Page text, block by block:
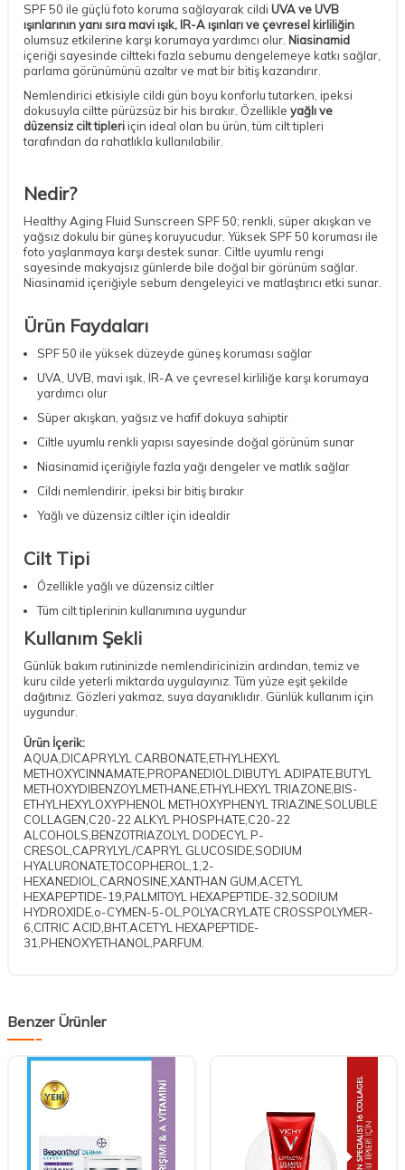
SPF 50 ile güçlü foto koruma sağlayarak cildi UVA ve UVB
ışınlarının yanı sıra mavi ışık, IR-A ışınları ve çevresel kirliliğin
olumsuz etkilerine karşı korumaya yardımcı olur. Niasinamid
içeriği sayesinde ciltteki fazla sebumu dengelemeye katkı sağlar,
parlama görünümünü azaltır ve mat bir bitiş kazandırır.
Nemlendirici etkisiyle cildi gün boyu konforlu tutarken, ipeksi
dokusuyla ciltte pürüzsüz bir his bırakır. Özellikle yağlı ve
düzensiz cilt tipleriiçin ideal olan bu ürün, tüm cilt tipleri
tarafından da rahatlıkla kullanılabilir.
Nedir?
Healthy Aging Fluid Sunscreen SPF 50; renkli, süper akışkan ve
yağsız dokulu bir güneş koruyucudur. Yüksek SPF 50 koruması ile
foto yaşlanmaya karşı destek sunar. Ciltle uyumlu rengi
sayesinde makyajsız günlerde bile doğal bir görünüm sağlar.
Niasinamid içeriğiyle sebum dengeleyici ve matlaştırıcı etki sunar.
Ürün Faydaları
SPF 50 ile yüksek düzeyde güneş koruması sağlar
UVA, UVB, mavi ışık, IR-A ve çevresel kirliliğe karşı korumaya
yardımcı olur
Süper akışkan, yağsız ve hafif dokuya sahiptir
Ciltle uyumlu renkli yapısı sayesinde doğal görünüm sunar
Niasinamid içeriğiyle fazla yağı dengeler ve matlık sağlar
Cildi nemlendirir, ipeksi bir bitiş bırakır
Yağlı ve düzensiz ciltler için idealdir
Cilt Tipi
Özellikle yağlı ve düzensiz ciltler
Tüm cilt tiplerinin kullanımına uygundur
Kullanım Şekli
Günlük bakım rutininizde nemlendiricinizin ardından, temiz ve
kuru cilde yeterli miktarda uygulayınız. Tüm yüze eşit şekilde
dağıtınız. Gözleri yakmaz, suya dayanıklıdır. Günlük kullanım için
uygundur.
Ürün İçerik:
AQUA,DICAPRYLYL CARBONATE,ETHYLHEXYL
METHOXYCINNAMATE,PROPANEDIOL,DIBUTYL ADIPATE,BUTYL
METHOXYDIBENZOYLMETHANE,ETHYLHEXYL TRIAZONE,BIS-
ETHYLHEXYLOXYPHENOL METHOXYPHENYL TRIAZINE,SOLUBLE
COLLAGEN,C20-22 ALKYL PHOSPHATE,C20-22
ALCOHOLS,BENZOTRIAZOLYL DODECYL P-
CRESOL,CAPRYLYL/CAPRYL GLUCOSIDE,SODIUM
HYALURONATE,TOCOPHEROL,1,2-
HEXANEDIOL,CARNOSINE,XANTHAN GUM,ACETYL
HEXAPEPTIDE-19,PALMITOYL HEXAPEPTIDE-32,SODIUM
HYDROXIDE,o-CYMEN-5-OL,POLYACRYLATE CROSSPOLYMER-
6,CITRIC ACID,BHT,ACETYL HEXAPEPTIDE-
31,PHENOXYETHANOL,PARFUM.
Benzer Ürünler